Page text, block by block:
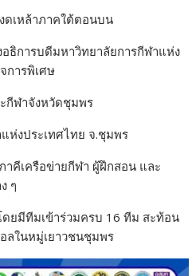
เหล้าภาคใต้ตอนบน
อธิการบดีมหาวิทยาลัยการกีฬาแห่ง
การพิเศษ
กีฬาจังหวัดชุมพร
ห่งประเทศไทย จ.ชุมพร
คีเครือข่ายกีฬา ผู้ฝึกสอน และ
ๆ
ยมีทีมเข้าร่วมครบ 16 ทีม สะท้อน
ลในหมู่เยาวชนชุมพร